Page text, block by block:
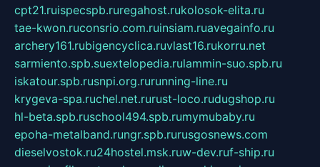
cpt21.ruispecspb.ruregahost.rukolosok-elita.ru
tae-kwon.ruconsrio.com.ruinsiam.ruavegainfo.ru
archery161.rubigencyclica.ruvlast16.rukorru.net
sarmiento.spb.suextelopedia.rulammin-suo.spb.ru
iskatour.spb.rusnpi.org.rurunning-line.ru
krygeva-spa.ruchel.net.rurust-loco.rudugshop.ru
hl-beta.spb.ruschool494.spb.rumymubaby.ru
epoha-metalband.rungr.spb.rurusgosnews.com
dieselvostok.ru24hostel.msk.ruw-dev.ruf-ship.ru